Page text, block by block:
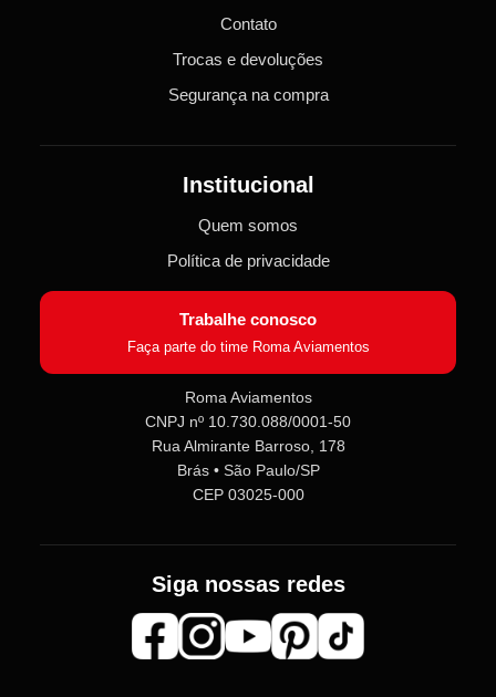
Contato
Trocas e devoluções
Segurança na compra
Institucional
Quem somos
Política de privacidade
Trabalhe conosco
Faça parte do time Roma Aviamentos
Roma Aviamentos
CNPJ nº 10.730.088/0001-50
Rua Almirante Barroso, 178
Brás • São Paulo/SP
CEP 03025-000
Siga nossas redes